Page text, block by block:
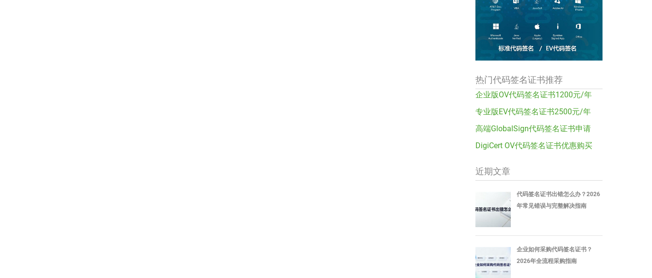
热门代码签名证书推荐
企业版OV代码签名证书1200元/年
专业版EV代码签名证书2500元/年
高端GlobalSign代码签名证书申请
DigiCert OV代码签名证书优惠购买
近期文章
代码签名证书出错怎么办？2026
年常见错误与完整解决指南
企业如何采购代码签名证书？
2026年全流程采购指南